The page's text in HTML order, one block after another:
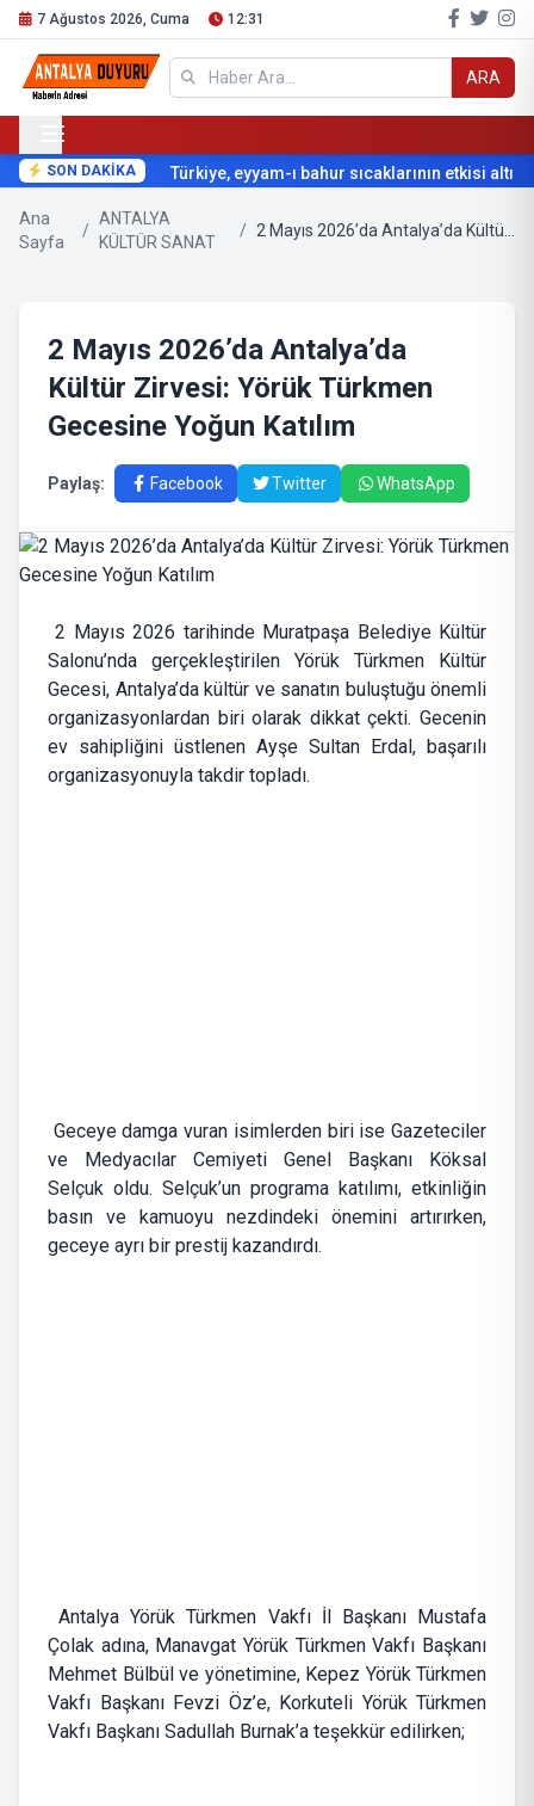
7 Ağustos 2026, Cuma 12:31
ARA
SON DAKİKA Türkiye, eyyam-ı bahur sıcaklarının etkisi
Ana
Sayfa
/
ANTALYA
KÜLTÜR SANAT
/
2 Mayıs 2026’da Antalya’da
Kültür Zirvesi: Yörük Türkmen
Gecesine Yoğun Katılım
Paylaş: Facebook Twitter WhatsApp
2 Mayıs 2026 tarihinde Muratpaşa Belediye Kültür
Salonu’nda gerçekleştirilen Yörük Türkmen Kültür
Gecesi, Antalya’da kültür ve sanatın buluştuğu önemli
organizasyonlardan biri olarak dikkat çekti. Gecenin
ev sahipliğini üstlenen Ayşe Sultan Erdal, başarılı
organizasyonuyla takdir topladı.
Geceye damga vuran isimlerden biri ise Gazeteciler
ve Medyacılar Cemiyeti Genel Başkanı Köksal
Selçuk oldu. Selçuk’un programa katılımı, etkinliğin
basın ve kamuoyu nezdindeki önemini artırırken,
geceye ayrı bir prestij kazandırdı.
Antalya Yörük Türkmen Vakfı İl Başkanı Mustafa
Çolak adına, Manavgat Yörük Türkmen Vakfı Başkanı
Mehmet Bülbül ve yönetimine, Kepez Yörük Türkmen
Vakfı Başkanı Fevzi Öz’e, Korkuteli Yörük Türkmen
Vakfı Başkanı Sadullah Burnak’a teşekkür edilirken;